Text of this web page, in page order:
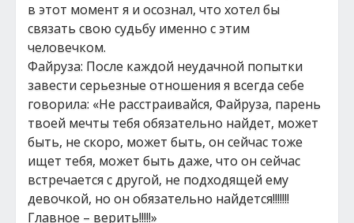
в этот момент я и осознал, что хотел бы
связать свою судьбу именно с этим
человечком.
Файруза: После каждой неудачной попытки
завести серьезные отношения я всегда себе
говорила: «Не расстраивайся, Файруза, парень
твоей мечты тебя обязательно найдет, может
быть, не скоро, может быть, он сейчас тоже
ищет тебя, может быть даже, что он сейчас
встречается с другой, не подходящей ему
девочкой, но он обязательно найдется!!!!!!!
Главное – верить!!!!!»